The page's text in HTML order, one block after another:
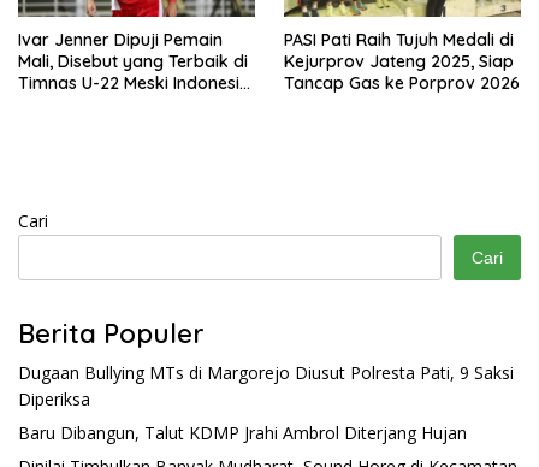
Ivar Jenner Dipuji Pemain
Mali, Disebut yang Terbaik di
Timnas U-22 Meski Indonesia
PASI Pati Raih Tujuh Medali di
Kejurprov Jateng 2025, Siap
Tancap Gas ke Porprov 2026
Cari
Cari
Berita Populer
Dugaan Bullying MTs di Margorejo Diusut Polresta Pati, 9 Saksi
Diperiksa
Baru Dibangun, Talut KDMP Jrahi Ambrol Diterjang Hujan